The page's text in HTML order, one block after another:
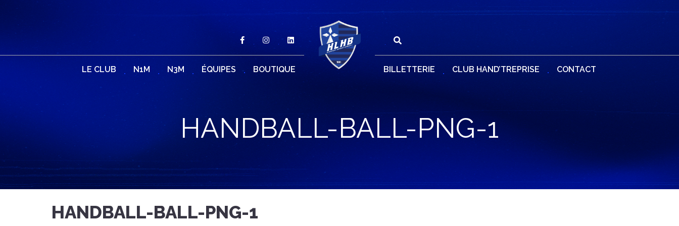
LE CLUB N1M N3M ÉQUIPES BOUTIQUE BILLETTERIE CLUB HAND’TREPRISE CONTACT
HANDBALL-BALL-PNG-1
HANDBALL-BALL-PNG-1